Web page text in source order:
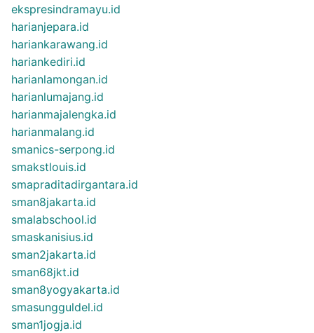
ekspresindramayu.id
harianjepara.id
hariankarawang.id
hariankediri.id
harianlamongan.id
harianlumajang.id
harianmajalengka.id
harianmalang.id
smanics-serpong.id
smakstlouis.id
smapraditadirgantara.id
sman8jakarta.id
smalabschool.id
smaskanisius.id
sman2jakarta.id
sman68jkt.id
sman8yogyakarta.id
smasungguldel.id
sman1jogja.id